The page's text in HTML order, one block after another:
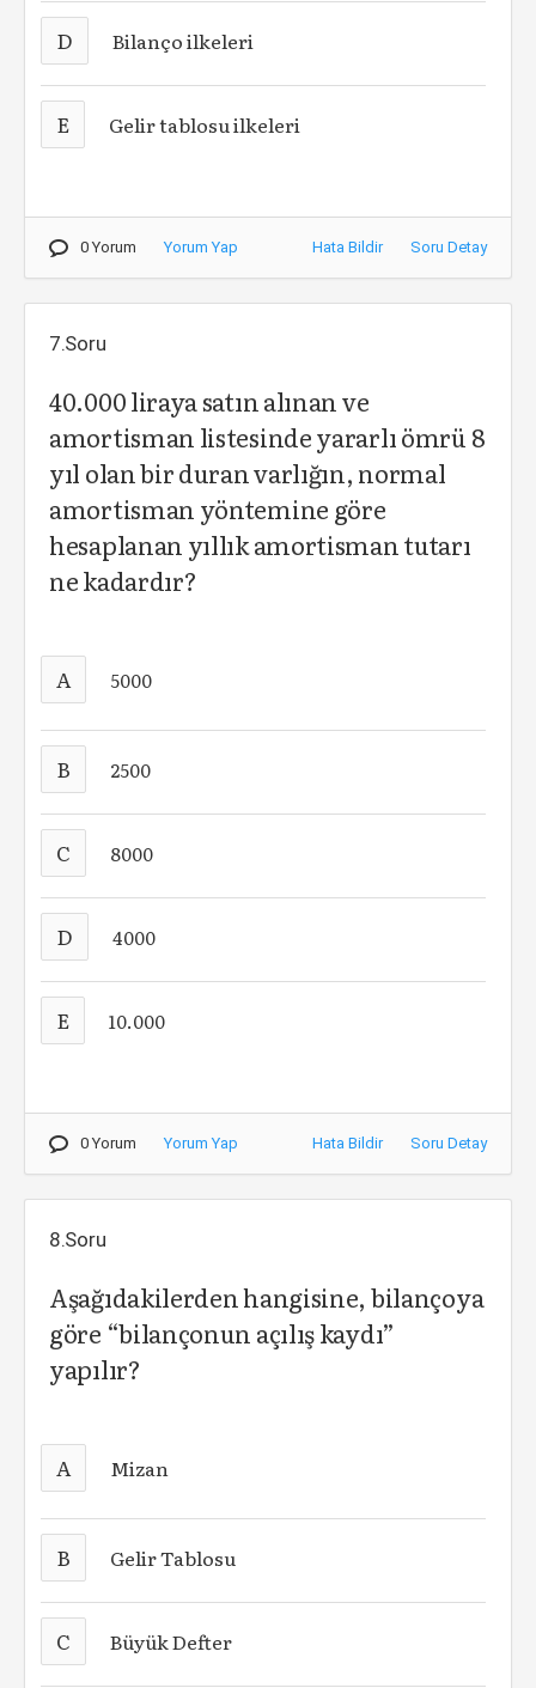
D Bilanço ilkeleri
E Gelir tablosu ilkeleri
0 Yorum Yorum Yap Hata Bildir Soru Detay
7.Soru
40.000 liraya satın alınan ve
amortisman listesinde yararlı ömrü 8
yıl olan bir duran varlığın, normal
amortisman yöntemine göre
hesaplanan yıllık amortisman tutarı
ne kadardır?
A 5000
B 2500
C 8000
D 4000
E 10.000
0 Yorum Yorum Yap Hata Bildir Soru Detay
8.Soru
Aşağıdakilerden hangisine, bilançoya
göre “bilançonun açılış kaydı”
yapılır?
A Mizan
B Gelir Tablosu
C Büyük Defter